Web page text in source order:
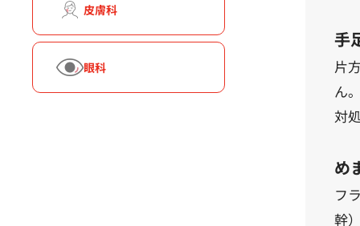
皮膚科
眼科
手
片
ん
対
め
フ
幹